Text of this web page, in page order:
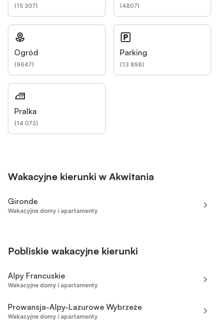
(15 307) (4807)
Ogród
(9647)
Parking
(13 898)
Pralka
(14 073)
Wakacyjne kierunki w Akwitania
Gironde
Wakacyjne domy i apartamenty
Pobliskie wakacyjne kierunki
Alpy Francuskie
Wakacyjne domy i apartamenty
Prowansja-Alpy-Lazurowe Wybrzeże
Wakacyjne domy i apartamenty